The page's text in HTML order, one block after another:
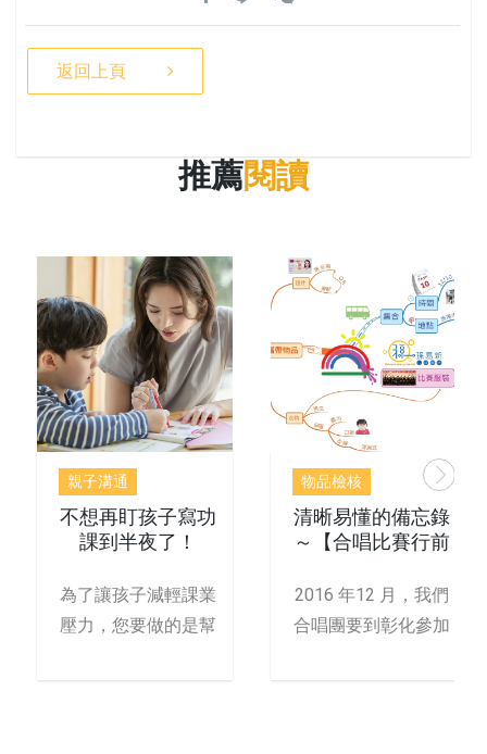
返回上頁
推薦閱讀
親子溝通
不想再盯孩子寫功
課到半夜了！
為了讓孩子減輕課業
壓力，您要做的是幫
物品檢核
清晰易懂的備忘錄
～【合唱比賽行前
2016 年12 月，我們
合唱團要到彰化參加